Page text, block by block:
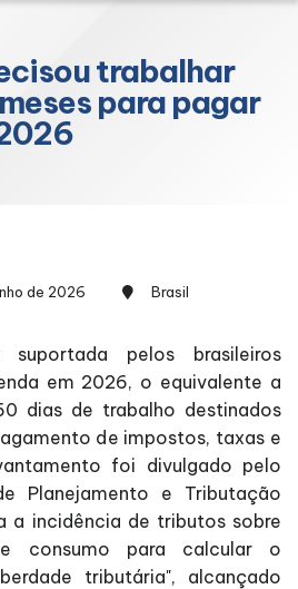
trabalhar
para pagar
de 2026
Brasil
pelos brasileiros
em 2026, o equivalente a
dias de trabalho destinados
de impostos, taxas e
foi divulgado pelo
Planejamento e Tributação
a incidência de tributos sobre
consumo para calcular o
tributária", alcançado